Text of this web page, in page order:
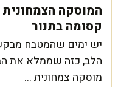
המוסקה
קסומה בתנור
יש ימים שהמטבח
הלב, כזה שממלא את
מוסקה צמחונית ...